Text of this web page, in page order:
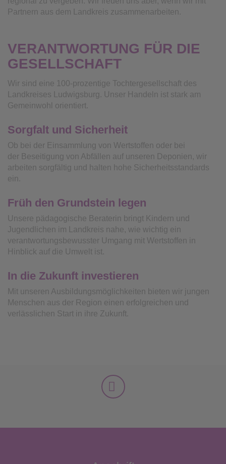
Partnern aus dem Landkreis zusammenarbeiten.
VERANTWORTUNG FÜR DIE
GESELLSCHAFT
Wir sind eine 100-prozentige Tochtergesellschaft des
Landkreises Ludwigsburg. Unser Handeln ist stark am
Gemeinwohl orientiert.
Sorgfalt und Sicherheit
Ob bei der Einsammlung von Wertstoffen oder bei
der Beseitigung von Abfällen auf unseren Deponien, wir
arbeiten sorgfältig und halten hohe Sicherheitsstandards
ein.
Früh den Grundstein legen
Unsere pädagogische Beraterin bringt Kindern und
Jugendlichen im Landkreis nahe, wie wichtig ein
verantwortungsbewusster Umgang mit Wertstoffen in
Hinblick auf die Umwelt ist.
In die Zukunft investieren
Mit unseren Ausbildungsmöglichkeiten bieten wir jungen
Menschen aus der Region einen erfolgreichen und
verlässlichen Start in ihre Zukunft.